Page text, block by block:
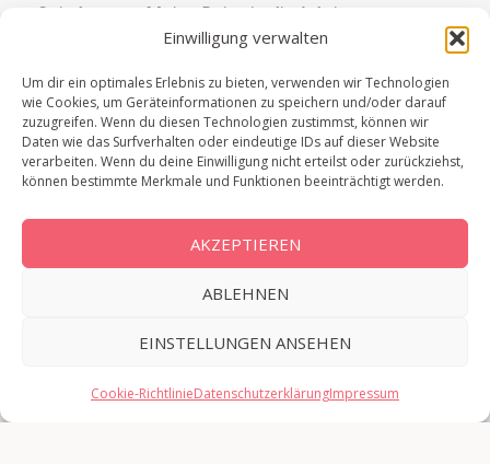
Einwilligung verwalten
Um dir ein optimales Erlebnis zu bieten, verwenden wir Technologien
wie Cookies, um Geräteinformationen zu speichern und/oder darauf
zuzugreifen. Wenn du diesen Technologien zustimmst, können wir
Daten wie das Surfverhalten oder eindeutige IDs auf dieser Website
verarbeiten. Wenn du deine Einwilligung nicht erteilst oder zurückziehst,
können bestimmte Merkmale und Funktionen beeinträchtigt werden.
AKZEPTIEREN
ABLEHNEN
EINSTELLUNGEN ANSEHEN
Cookie-RichtlinieDatenschutzerklärungImpressum
Spitzbergen: Meine Reise in die Arktis
Bootstour auf Spitzbergen: Eisbären, Packeis &
Pyramiden
Spitzbergen: Bootstour zur russischen Siedlung
Barentsburg
Chobe Nationalpark: Lohnt sich ein Tagesausflug?
Victoriafälle in Simbabwe & Sambia: Meine
Erfahrungen in der Regenzeit